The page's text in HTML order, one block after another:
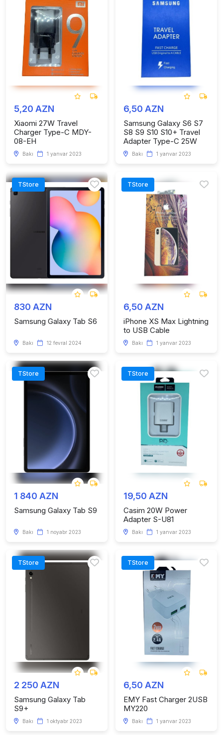
5,20 AZN
Xiaomi 27W Travel
Charger Type-C MDY-
08-EH
Bakı 1 yanvar 2023
6,50 AZN
Samsung Galaxy S6 S7
S8 S9 S10 S10+ Travel
Adapter Type-C 25W
Bakı 1 yanvar 2023
TStore
830 AZN
Samsung Galaxy Tab S6
Bakı 12 fevral 2024
TStore
6,50 AZN
iPhone XS Max Lightning
to USB Cable
Bakı 1 yanvar 2023
TStore
1 840 AZN
Samsung Galaxy Tab S9
Bakı 1 noyabr 2023
TStore
19,50 AZN
Casim 20W Power
Adapter S-U81
Bakı 1 yanvar 2023
TStore
2 250 AZN
Samsung Galaxy Tab
S9+
Bakı 1 oktyabr 2023
TStore
6,50 AZN
EMY Fast Charger 2USB
MY220
Bakı 1 yanvar 2023